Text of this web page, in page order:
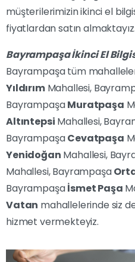
müşterilerimizin ikinci el
fiyatlardan satın almaktayız.
Bayrampaşa İkinci El
Bayrampaşa tüm
YıldırımMahallesi,
BayrampaşaMuratpaşa
Altıntepsi Mahallesi,
BayrampaşaCevatpaşa
Yenidoğan Mahallesi,
Mahallesi, Bayrampaşa
Bayrampaşaİsmet Paşa
Vatan mahallelerinde siz
hizmet vermekteyiz.